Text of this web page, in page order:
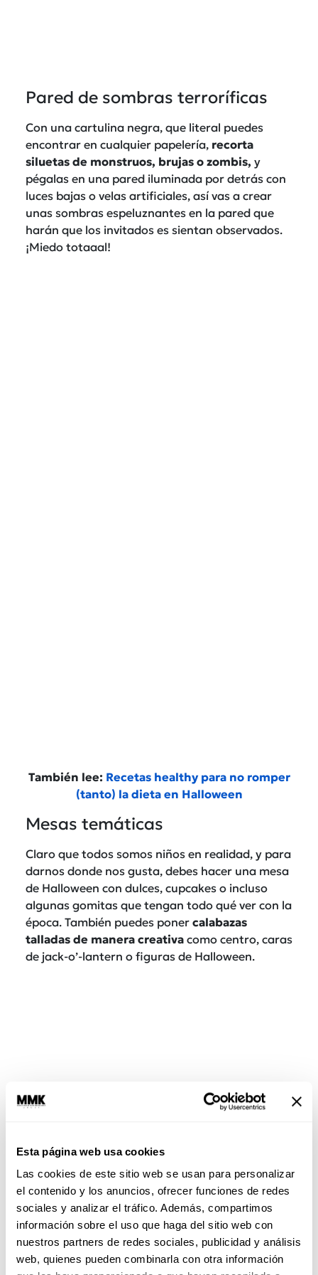
Esta página web usa cookies
Las cookies de este sitio web se usan para personalizar
el contenido y los anuncios, ofrecer funciones de redes
sociales y analizar el tráfico. Además, compartimos
información sobre el uso que haga del sitio web con
nuestros partners de redes sociales, publicidad y análisis
web, quienes pueden combinarla con otra información
Pared de sombras terroríficas
Con una cartulina negra, que literal puedes
encontrar en cualquier papelería, recorta
siluetas de monstruos, brujas o zombis, y
pégalas en una pared iluminada por detrás con
luces bajas o velas artificiales, así vas a crear
unas sombras espeluznantes en la pared que
harán que los invitados es sientan observados.
¡Miedo totaaal!
También lee: Recetas healthy para no romper
(tanto) la dieta en Halloween
Mesas temáticas
Claro que todos somos niños en realidad, y para
darnos donde nos gusta, debes hacer una mesa
de Halloween con dulces, cupcakes o incluso
algunas gomitas que tengan todo qué ver con la
época. También puedes poner calabazas
talladas de manera creativa como centro, caras
de jack-o’-lantern o figuras de Halloween.